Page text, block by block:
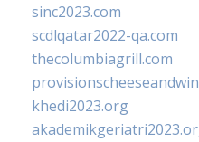
sinc2023.com
scdlqatar2022-qa.com
thecolumbiagrill.com
khedi2023.org